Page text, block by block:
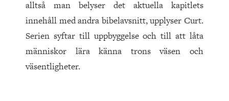
alltså man belyser det aktuella kapitlets
innehåll med andra bibelavsnitt, upplyser Curt.
Serien syftar till uppbyggelse och till att låta
människor lära känna trons väsen och
väsentligheter.